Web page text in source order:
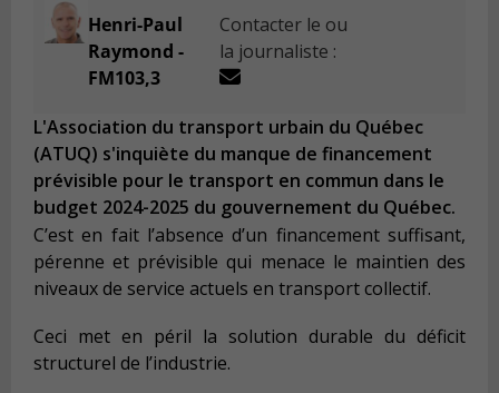
Henri-Paul
Raymond -
FM103,3
Contacter le ou
la journaliste :
L'Association du transport urbain du Québec
(ATUQ) s'inquiète du manque de financement
prévisible pour le transport en commun dans le
budget 2024-2025 du gouvernement du Québec.
C’est en fait l’absence d’un financement suffisant,
pérenne et prévisible qui menace le maintien des
niveaux de service actuels en transport collectif.
Ceci met en péril la solution durable du déficit
structurel de l’industrie.